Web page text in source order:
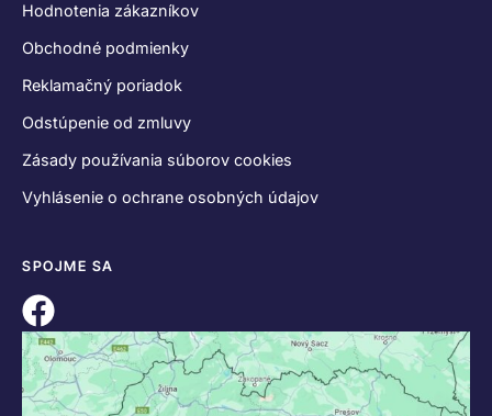
Hodnotenia zákazníkov
Obchodné podmienky
Reklamačný poriadok
Odstúpenie od zmluvy
Zásady používania súborov cookies
Vyhlásenie o ochrane osobných údajov
SPOJME SA